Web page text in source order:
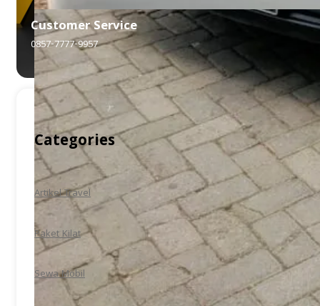
Customer Service
0857-7777-9957
Categories
Artikel Travel
Paket Kilat
Sewa Mobil